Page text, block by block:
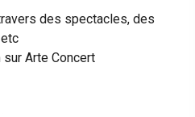
des spectacles, des
Arte Concert